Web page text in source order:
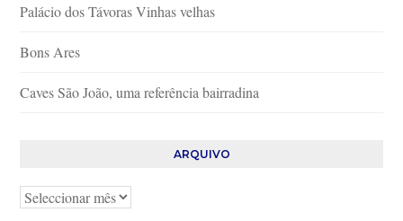
Palácio dos Távoras Vinhas velhas
Bons Ares
Caves São João, uma referência bairradina
ARQUIVO
Arquivo